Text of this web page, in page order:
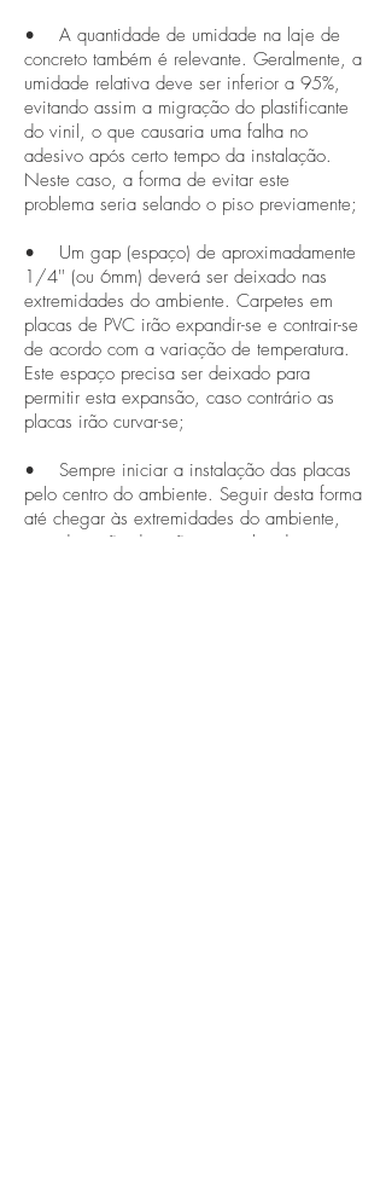
• A quantidade de umidade na laje de
concreto também é relevante. Geralmente, a
umidade relativa deve ser inferior a 95%,
evitando assim a migração do plastificante
do vinil, o que causaria uma falha no
adesivo após certo tempo da instalação.
Neste caso, a forma de evitar este
problema seria selando o piso previamente;
• Um gap (espaço) de aproximadamente
1/4'' (ou 6mm) deverá ser deixado nas
extremidades do ambiente. Carpetes em
placas de PVC irão expandir-se e contrair-se
de acordo com a variação de temperatura.
Este espaço precisa ser deixado para
permitir esta expansão, caso contrário as
placas irão curvar-se;
• Sempre iniciar a instalação das placas
pelo centro do ambiente. Seguir desta forma
até chegar às extremidades do ambiente,
quando então deverão ser realizados os